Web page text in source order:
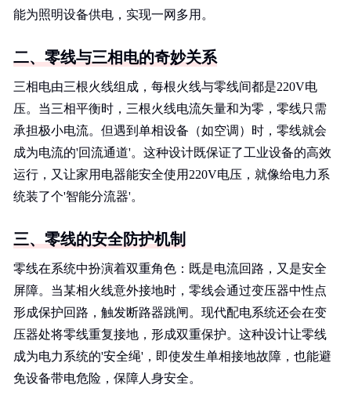
能为照明设备供电，实现一网多用。
二、零线与三相电的奇妙关系
三相电由三根火线组成，每根火线与零线间都是220V电
压。当三相平衡时，三根火线电流矢量和为零，零线只需
承担极小电流。但遇到单相设备（如空调）时，零线就会
成为电流的'回流通道'。这种设计既保证了工业设备的高效
运行，又让家用电器能安全使用220V电压，就像给电力系
统装了个'智能分流器'。
三、零线的安全防护机制
零线在系统中扮演着双重角色：既是电流回路，又是安全
屏障。当某相火线意外接地时，零线会通过变压器中性点
形成保护回路，触发断路器跳闸。现代配电系统还会在变
压器处将零线重复接地，形成双重保护。这种设计让零线
成为电力系统的'安全绳'，即使发生单相接地故障，也能避
免设备带电危险，保障人身安全。